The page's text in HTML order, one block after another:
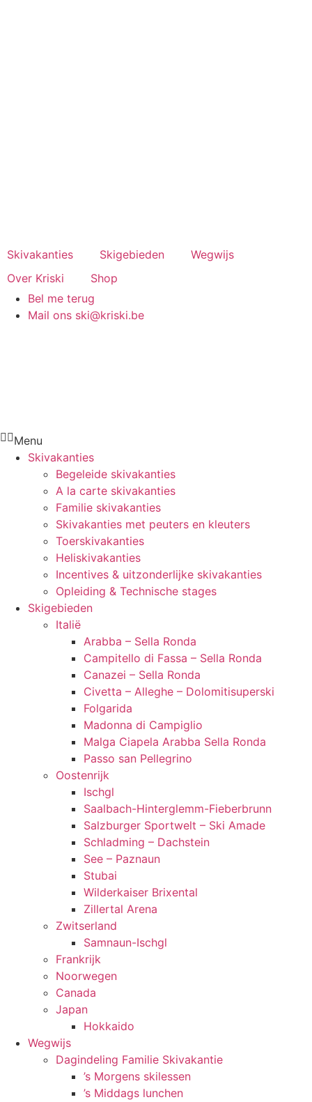
Skivakanties Skigebieden
Wegwijs
Over Kriski
Shop
Bel me terug
Mail ons ski@kriski.be
Menu
Skivakanties
Begeleide skivakanties
A la carte skivakanties
Familie skivakanties
Skivakanties met peuters en kleuters
Toerskivakanties
Heliskivakanties
Incentives & uitzonderlijke skivakanties
Opleiding & Technische stages
Skigebieden
Italië
Arabba – Sella Ronda
Campitello di Fassa – Sella Ronda
Canazei – Sella Ronda
Civetta – Alleghe – Dolomitisuperski
Folgarida
Madonna di Campiglio
Malga Ciapela Arabba Sella Ronda
Passo san Pellegrino
Oostenrijk
Ischgl
Saalbach-Hinterglemm-Fieberbrunn
Salzburger Sportwelt – Ski Amade
Schladming – Dachstein
See – Paznaun
Stubai
Wilderkaiser Brixental
Zillertal Arena
Zwitserland
Samnaun-Ischgl
Frankrijk
Noorwegen
Canada
Japan
Hokkaido
Wegwijs
Dagindeling Familie Skivakantie
’s Morgens skilessen
’s Middags lunchen